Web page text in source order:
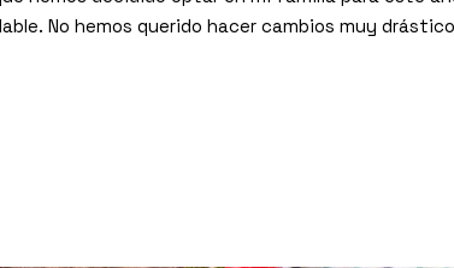
No hemos querido hacer cambios muy